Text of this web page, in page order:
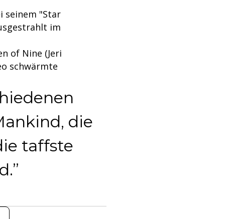
seinem "Star
im
of Nine (Jeri
schwärmte
die
taffste